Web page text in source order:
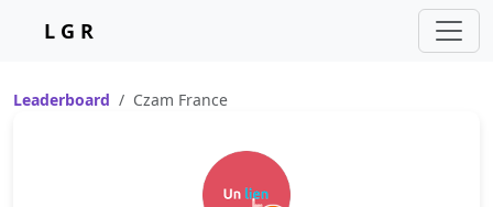
L G R
Leaderboard Czam France